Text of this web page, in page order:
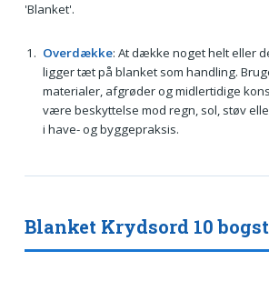
'Blanket'.
Overdække: At dække noget helt eller
ligger tæt på blanket som handling.
materialer, afgrøder og midlertidige
være beskyttelse mod regn, sol, støv
i have- og byggepraksis.
Blanket Krydsord 10